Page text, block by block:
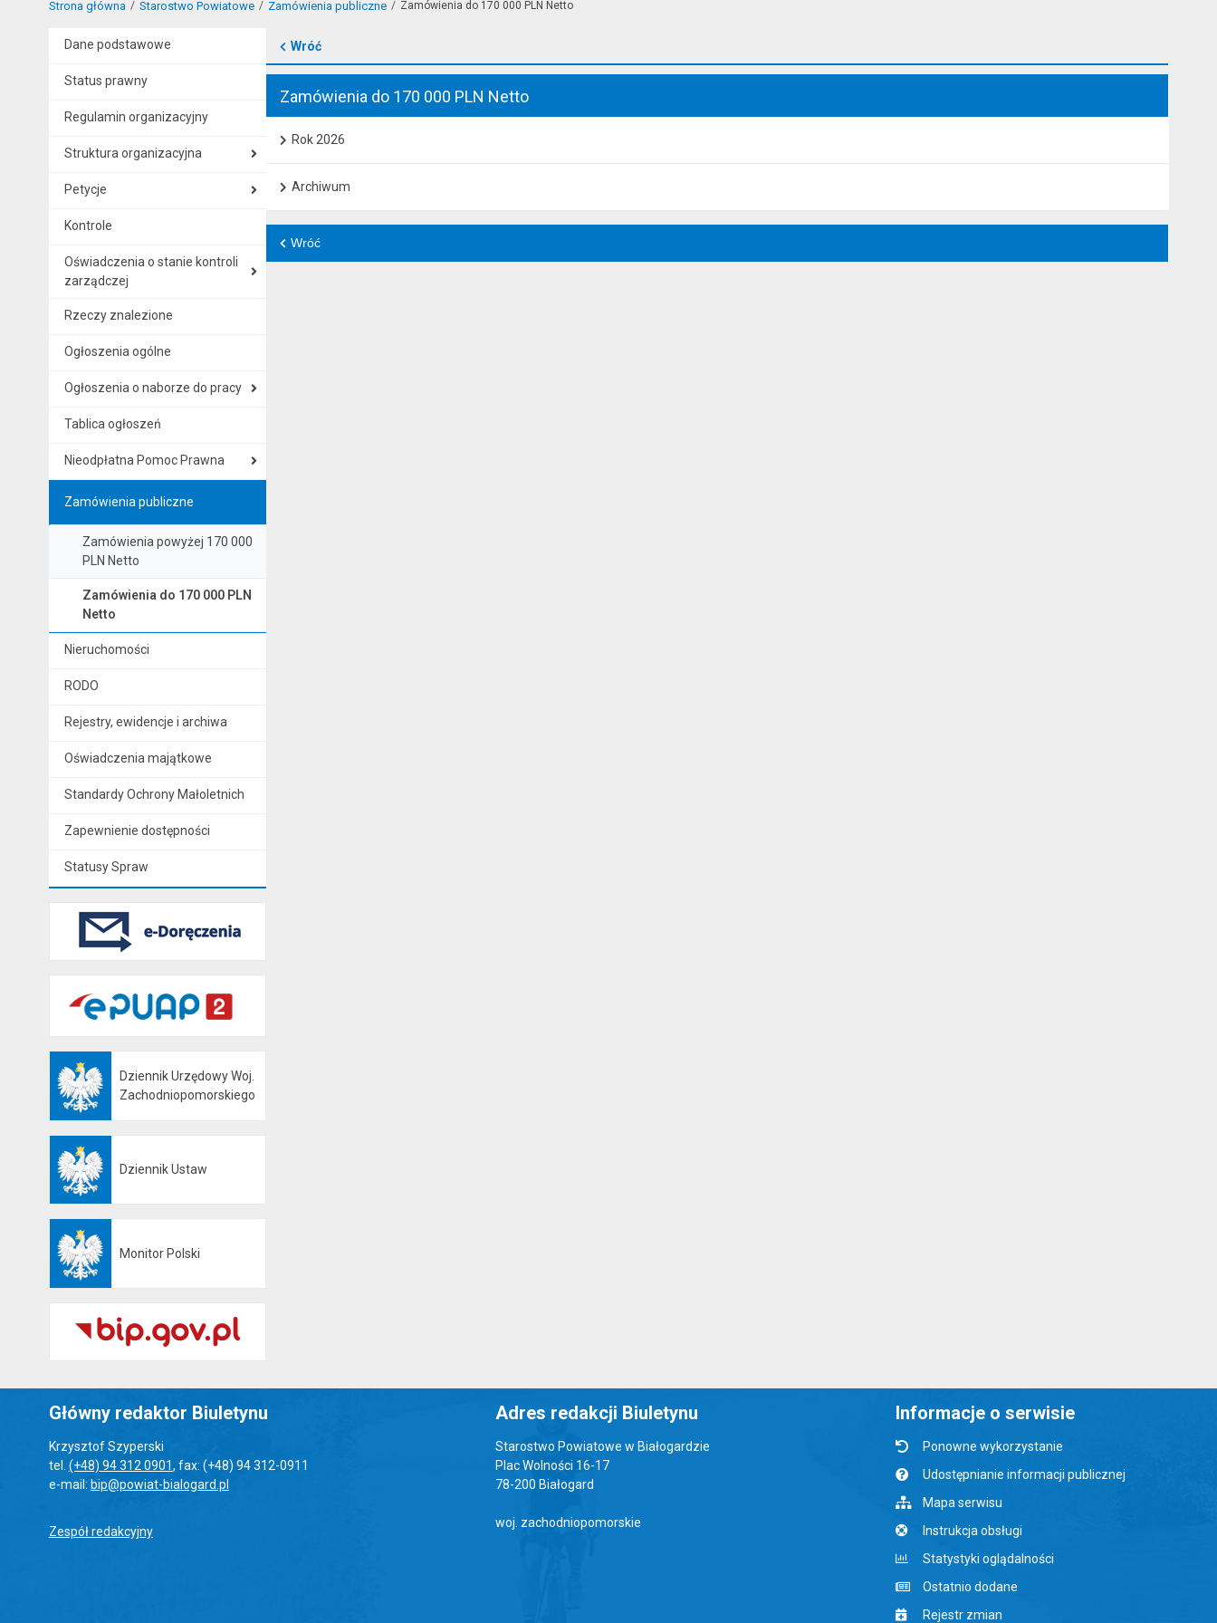
Strona główna Starostwo Powiatowe Zamówienia publiczne Zamówienia do 170 000 PLN Netto
Dane podstawowe
Status prawny
Regulamin organizacyjny
Struktura organizacyjna
Petycje
Kontrole
Oświadczenia o stanie kontroli
zarządczej
Rzeczy znalezione
Ogłoszenia ogólne
Ogłoszenia o naborze do pracy
Tablica ogłoszeń
Nieodpłatna Pomoc Prawna
Zamówienia publiczne
Zamówienia powyżej 170 000
PLN Netto
Zamówienia do 170 000 PLN
Netto
Nieruchomości
RODO
Rejestry, ewidencje i archiwa
Oświadczenia majątkowe
Standardy Ochrony Małoletnich
Zapewnienie dostępności
Statusy Spraw
Dziennik Urzędowy Woj.
Zachodniopomorskiego
Dziennik Ustaw
Monitor Polski
Wróć
Zamówienia do 170 000 PLN Netto
Rok 2026
Archiwum
Wróć
Główny redaktor Biuletynu
Krzysztof Szyperski
tel. (+48) 94 312 0901, fax: (+48) 94 312-0911
e-mail: bip@powiat-bialogard.pl
Zespół redakcyjny
Adres redakcji Biuletynu
Starostwo Powiatowe w Białogardzie
Plac Wolności 16-17
78-200 Białogard
woj. zachodniopomorskie
Informacje o serwisie
Ponowne wykorzystanie
Udostępnianie informacji publicznej
Mapa serwisu
Instrukcja obsługi
Statystyki oglądalności
Ostatnio dodane
Rejestr zmian